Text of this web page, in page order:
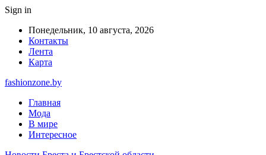
Sign in
Понедельник, 10 августа, 2026
Контакты
Лента
Карта
fashionzone.by
Главная
Мода
В мире
Интересное